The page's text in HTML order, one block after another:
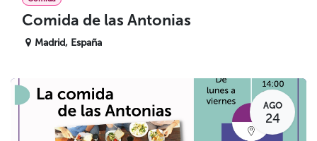
Comida de las Antonias
Madrid, España
AGO
24